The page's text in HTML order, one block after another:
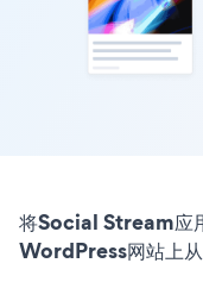
将Social Stream应
WordPress网站上